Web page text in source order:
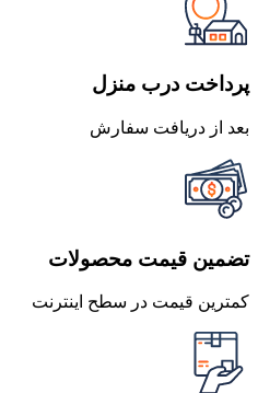
پرداخت درب منزل
بعد از دریافت سفارش
تضمین قیمت محصولات
کمترین قیمت در سطح اینترنت